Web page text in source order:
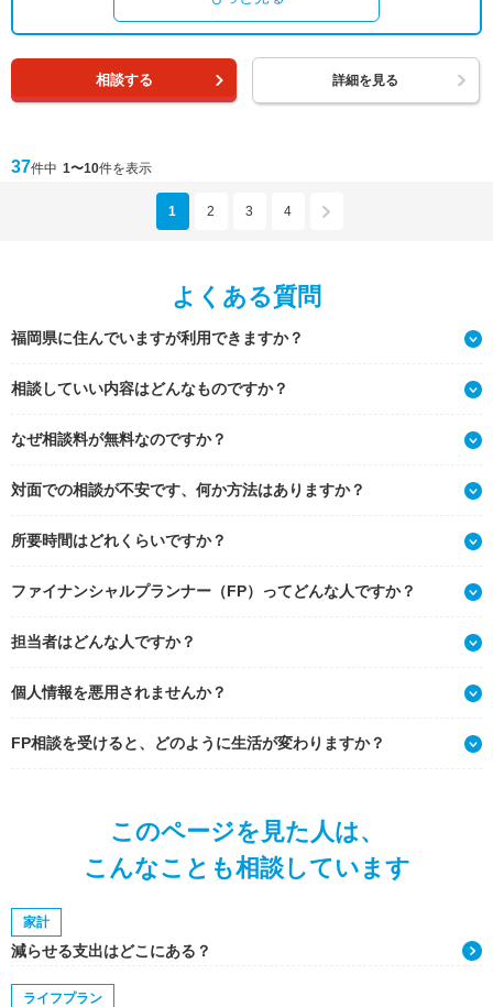
相談する 詳細を見る
37件中 1〜10件を表示
1 2 3 4
よくある質問
福岡県に住んでいますが利用できますか？
相談していい内容はどんなものですか？
なぜ相談料が無料なのですか？
対面での相談が不安です、何か方法はありますか？
所要時間はどれくらいですか？
ファイナンシャルプランナー（FP）ってどんな人ですか？
担当者はどんな人ですか？
個人情報を悪用されませんか？
FP相談を受けると、どのように生活が変わりますか？
このページを見た人は、
こんなことも相談しています
家計
減らせる支出はどこにある？
ライフプラン